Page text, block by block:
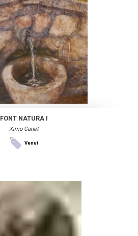
FONT NATURA I
Ximo Canet
Venut